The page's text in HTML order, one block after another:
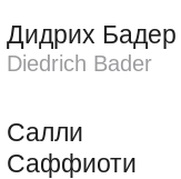
Дидрих Бадер
Diedrich Bader
Салли
Саффиоти